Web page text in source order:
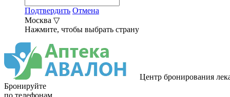
Подтвердить Отмена
Москва ▽
Нажмите, чтобы выбрать страну
Центр бронирования
Бронируйте
по телефонам